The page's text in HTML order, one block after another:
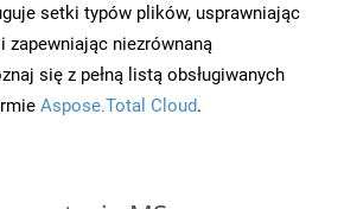
setki typów plików, usprawniając
zapewniając niezrównaną
się z pełną listą obsługiwanych
Aspose.Total Cloud.